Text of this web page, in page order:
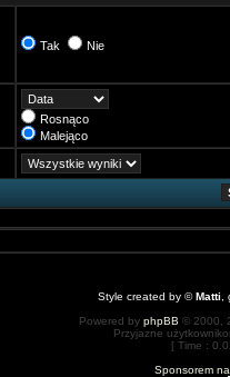
Tak Nie
Rosnąco
Malejąco
Style created by ©Matti
Powered by phpBB © 2000,
Przyjazne
[ Time :
Sponsorem